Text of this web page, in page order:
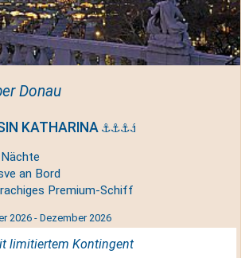
Donau
KATHARINA
an Bord
Premium-Schiff
2026 - Dezember 2026
limitiertem Kontingent